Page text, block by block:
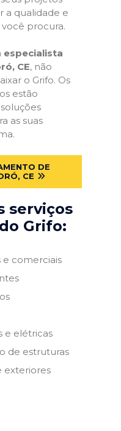
a qualidade e
procura.
especialista
CE, não
o Grifo. Os
estão
as suas
DE
CE
serviços
Grifo:
e comerciais
e elétricas
de estruturas
exteriores